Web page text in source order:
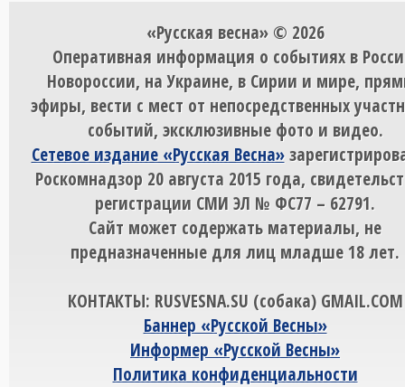
«Русская весна» © 2026
Оперативная информация о событиях в
Новороссии, на Украине, в Сирии и мире,
эфиры, вести с мест от непосредственных
событий, эксклюзивные фото и видео.
Сетевое издание «Русская Весна»
Роскомнадзор 20 августа 2015 года,
регистрации СМИ ЭЛ № ФС77 – 62791.
Сайт может содержать материалы, не
предназначенные для лиц младше 18 лет.
КОНТАКТЫ: RUSVESNA.SU (собака) GMAIL.COM
Баннер «Русской Весны»
Информер «Русской Весны»
Политика конфиденциальности